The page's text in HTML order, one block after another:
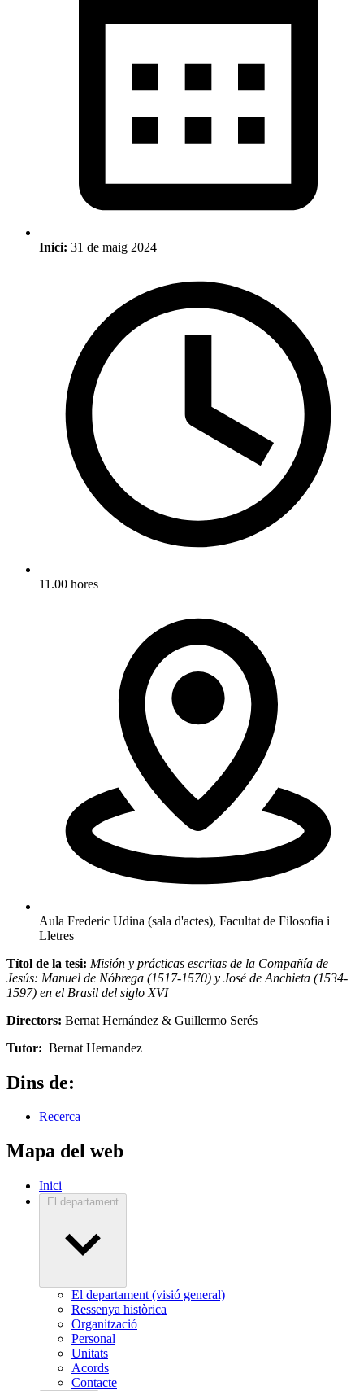
Inici: 31 de maig 2024
11.00 hores
Aula Frederic Udina (sala d'actes), Facultat de Filosofia i
Lletres
Títol de la tesi: Misión y prácticas escritas de la Compañía de
Jesús: Manuel de Nóbrega (1517-1570) y José de Anchieta (1534-
1597) en el Brasil del siglo XVI
Directors: Bernat Hernández & Guillermo Serés
Tutor: Bernat Hernandez
Dins de:
Recerca
Mapa del web
Inici
El departament
El departament (visió general)
Ressenya històrica
Organització
Personal
Unitats
Acords
Contacte